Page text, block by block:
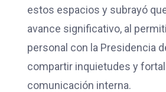
estos espacios y subrayó
avance significativo, al
personal con la Presidencia
compartir inquietudes y
comunicación interna.